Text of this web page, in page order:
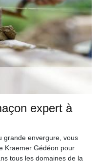
expert à
grande envergure, vous
Kraemer Gédéon pour
tous les domaines de la